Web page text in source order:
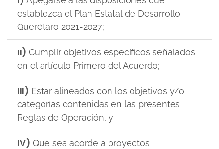
establezca el Plan Estatal de Desarrollo
Querétaro 2021-2027;
II) Cumplir objetivos específicos señalados
en el artículo Primero del Acuerdo;
III) Estar alineados con los objetivos y/o
categorías contenidas en las presentes
Reglas de Operación, y
IV) Que sea acorde a proyectos